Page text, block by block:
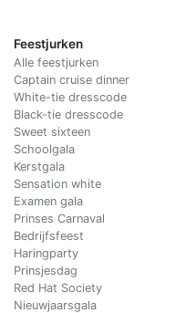
Feestjurken
Alle feestjurken
Captain cruise dinner
White-tie dresscode
Black-tie dresscode
Sweet sixteen
Schoolgala
Kerstgala
Sensation white
Examen gala
Prinses Carnaval
Bedrijfsfeest
Haringparty
Prinsjesdag
Red Hat Society
Nieuwjaarsgala